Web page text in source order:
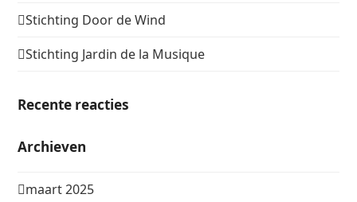
Stichting Door de Wind
Stichting Jardin de la Musique
Recente reacties
Archieven
maart 2025